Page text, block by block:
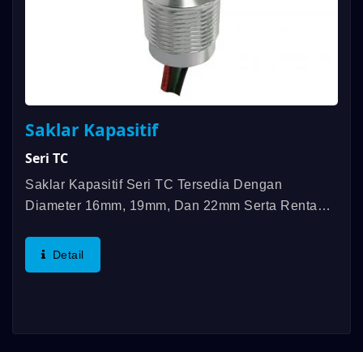
Saklar Kapasitif
Seri TC
Saklar Kapasitif Seri TC Tersedia Dengan
Diameter 16mm, 19mm, Dan 22mm Serta Rentang
Khasnya Adalah Gaya Aktuasinya Nol, Kinerja
IP/IK Yang Hebat, Mode Sesaat...
Detail